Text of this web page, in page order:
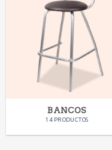
BANCOS
14 PRODUCTOS